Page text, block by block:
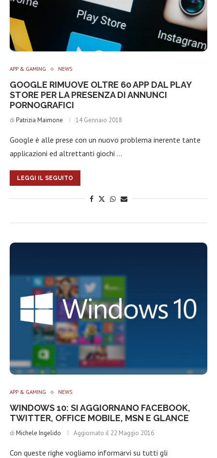
APP & GAMING NEWS
GOOGLE RIMUOVE OLTRE 60 APP DAL PLAY
STORE PER LA PRESENZA DI ANNUNCI
PORNOGRAFICI
di Patrizia Maimone 14 Gennaio 2018
Google è alle prese con un nuovo problema inerente tante
applicazioni ed altrettanti giochi …
LEGGI IL SEGUITO
APP & GAMING NEWS
WINDOWS 10: SI AGGIORNANO FACEBOOK,
TWITTER, OFFICE MOBILE, MSN E GLANCE
di Michele Ingelido Aggiornato il 22 Maggio 2016
Con queste righe vogliamo informarvi su tutti gli